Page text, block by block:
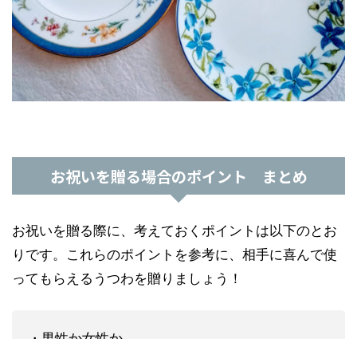
お祝いを贈る場合のポイント まとめ
お祝いを贈る際に、考えておくポイントは以下のとお
りです。これらのポイントを参考に、相手に喜んで使
ってもらえるうつわを贈りましょう！